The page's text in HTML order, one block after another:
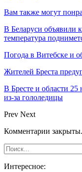
Вам также могут
В Беларуси объявили
температура
Погода в Витебске и
Жителей Бреста
В Бресте и области 25
из-за гололедицы
Prev Next
Комментарии закрыты.
Интересное: